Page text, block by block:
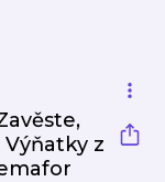
z